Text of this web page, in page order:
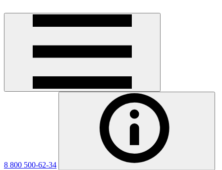
8 800 500-62-34